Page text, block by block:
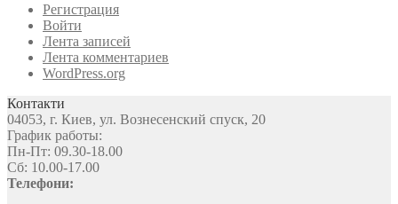
Регистрация
Войти
Лента записей
Лента комментариев
WordPress.org
Контакти
04053, г. Киев, ул. Вознесенский спуск, 20
График работы:
Пн-Пт: 09.30-18.00
Сб: 10.00-17.00
Телефони: